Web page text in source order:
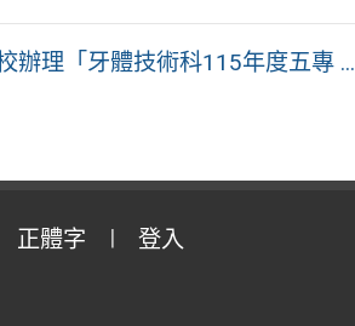
辦理「牙體技術科115年度五專 ...
正體字 登入